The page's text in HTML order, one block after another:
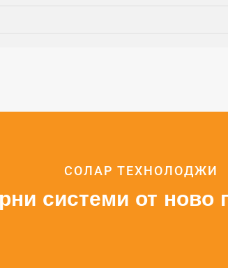
СОЛАР ТЕХНОЛОДЖИ
системи от ново